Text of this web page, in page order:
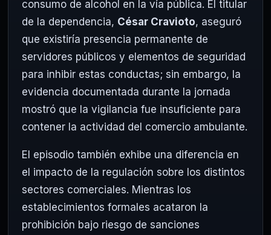
consumo de alcohol en la vía pública. El titular
de la dependencia, César Cravioto, aseguró
que existiría presencia permanente de
servidores públicos y elementos de seguridad
para inhibir estas conductas; sin embargo, la
evidencia documentada durante la jornada
mostró que la vigilancia fue insuficiente para
contener la actividad del comercio ambulante.
El episodio también exhibe una diferencia en
el impacto de la regulación sobre los distintos
sectores comerciales. Mientras los
establecimientos formales acataron la
prohibición bajo riesgo de sanciones